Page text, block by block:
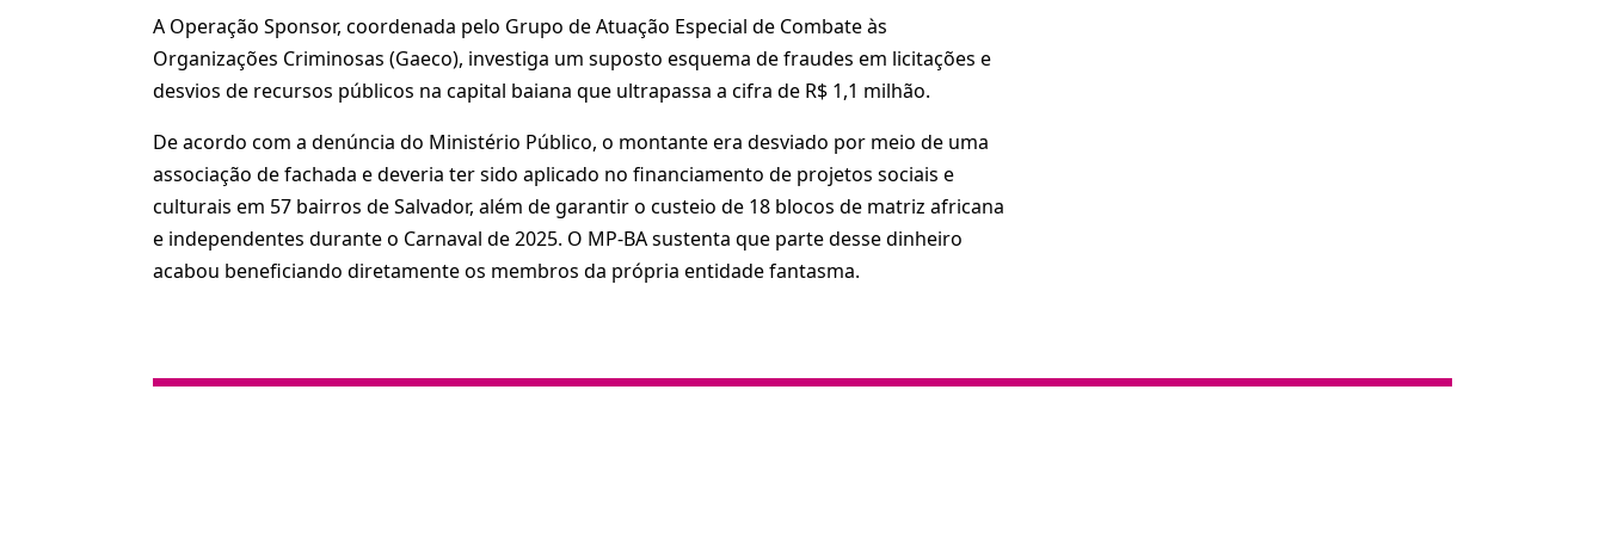
A Operação Sponsor, coordenada pelo Grupo de Atuação Especial de Combate às
Organizações Criminosas (Gaeco), investiga um suposto esquema de fraudes em licitações e
desvios de recursos públicos na capital baiana que ultrapassa a cifra de R$ 1,1 milhão.
De acordo com a denúncia do Ministério Público, o montante era desviado por meio de uma
associação de fachada e deveria ter sido aplicado no financiamento de projetos sociais e
culturais em 57 bairros de Salvador, além de garantir o custeio de 18 blocos de matriz africana
e independentes durante o Carnaval de 2025. O MP-BA sustenta que parte desse dinheiro
acabou beneficiando diretamente os membros da própria entidade fantasma.